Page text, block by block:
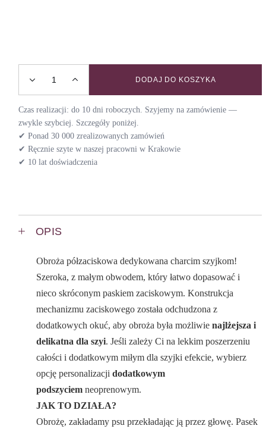
Obroża dla chartów JAVA / DAY quantity
DODAJ DO KOSZYKA
Czas realizacji: do 10 dni roboczych. Szyjemy na zamówienie —
zwykle szybciej. Szczegóły poniżej.
✔ Ponad 30 000 zrealizowanych zamówień
✔ Ręcznie szyte w naszej pracowni w Krakowie
✔ 10 lat doświadczenia
OPIS
Obroża półzaciskowa dedykowana charcim szyjkom!
Szeroka, z małym obwodem, który łatwo dopasować i
nieco skróconym paskiem zaciskowym. Konstrukcja
mechanizmu zaciskowego została odchudzona z
dodatkowych okuć, aby obroża była możliwienajlżejsza i
delikatna dla szyi. Jeśli zależy Ci na lekkim poszerzeniu
całości i dodatkowym miłym dla szyjki efekcie, wybierz
opcję personalizacjidodatkowym
podszyciem neoprenowym.
JAK TO DZIAŁA?
Obrożę, zakładamy psu przekładając ją przez głowę. Pasek